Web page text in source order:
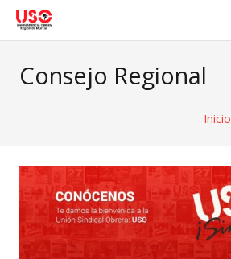
Consejo Regional
Inicio